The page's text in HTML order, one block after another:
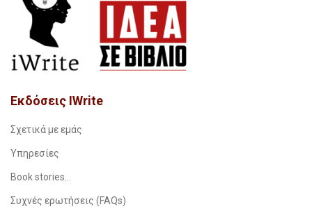
Εκδόσεις IWrite
Σχετικά με εμάς
Υπηρεσίες
Book stories…
Συχνές ερωτήσεις (FAQs)